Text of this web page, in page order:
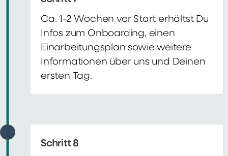
Ca. 1-2 Wochen vor Start erhältst Du
Infos zum Onboarding, einen
Einarbeitungsplan sowie weitere
Informationen über uns und Deinen
ersten Tag.
Schritt 8